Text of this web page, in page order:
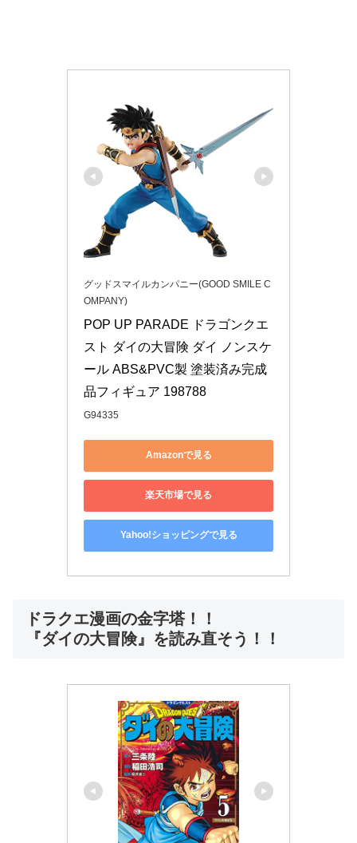
グッドスマイルカンパニー(GOOD SMILE C
OMPANY)
POP UP PARADE ドラゴンクエ
スト ダイの大冒険 ダイ ノンスケ
ール ABS&PVC製 塗装済み完成
品フィギュア 198788
G94335
Amazonで見る
楽天市場で見る
Yahoo!ショッピングで見る
ドラクエ漫画の金字塔！！
『ダイの大冒険』を読み直そう！！